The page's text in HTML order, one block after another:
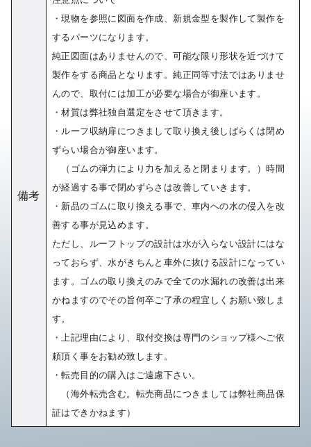
備考
・現物を参照に図面を作成、新規金型を製作して製作を
するパーツになります。
純正図面はありませんので、可能な限り形状を近づけて
製作をする商品となります。純正同等寸法ではありませ
んので、取付には加工が必要な場合が御座います。
・材質は弊社独自選定をさせて頂きます。
・ルーフ収納扉につきまして取り換え後しばらくは閉め
ずらい場合が御座います。
（ゴムの弾力により力を加えると閉まります。）時間
が経過する事で閉めずらさは改善していきます。
・新品のゴムに取り換える事で、車内への水の侵入を改
善する事が見込めます。
ただし、ルーフトップの設計は水が入らない設計にはな
っておらず、水がきちんと車外に抜ける設計になってい
ます。ゴムの取り換えのみで全ての水漏れの改善は出来
かねますのでその旨何卒ご了承の程宜しくお願い致しま
す。
・上記理由により、取付交換は専門のショップ様へご依
頼頂く事をお勧め致します。
・転売目的の購入はご遠慮下さい。
（海外転売含む。転売商品につきましては弊社商品保
証はできかねます）